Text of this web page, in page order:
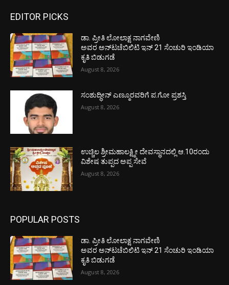
EDITOR PICKS
ಡಾ. ಪ್ರೀತಿ ಲೋಲಾಕ್ಷ ನಾಗವೇಣಿ
ಅವರ ಅನ್‌ಟಚೆಬಿಲಿಟಿ ಇನ್ 21 ಸೆಂಚುರಿ ಇಂಡಿಯಾ
ಕೃತಿ ಬಿಡುಗಡೆ
August 8, 2026
ಸಂಶುದ್ಧೀನ್ ಎಣ್ಮೂರವರಿಗೆ ಪ.ಗೋ ಪ್ರಶಸ್ತಿ
August 8, 2026
ಉಚ್ಚಿಲ ಶ್ರೀಮಹಾಲಕ್ಷ್ಮೀ ದೇವಸ್ಥಾನದಲ್ಲಿ ಆ.10ರಂದು
ವಿಶೇಷ ತುಪ್ಪದ ಅಪ್ಪ ಸೇವೆ
August 8, 2026
POPULAR POSTS
ಡಾ. ಪ್ರೀತಿ ಲೋಲಾಕ್ಷ ನಾಗವೇಣಿ
ಅವರ ಅನ್‌ಟಚೆಬಿಲಿಟಿ ಇನ್ 21 ಸೆಂಚುರಿ ಇಂಡಿಯಾ
ಕೃತಿ ಬಿಡುಗಡೆ
August 8, 2026